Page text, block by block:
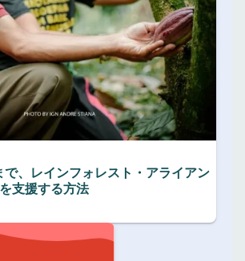
、レインフォレスト・アライアン
支援する方法